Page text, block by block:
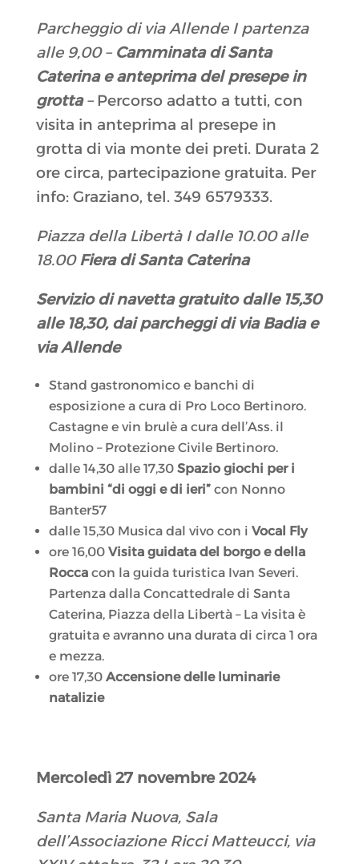
Parcheggio di via Allende I partenza
alle 9,00 – Camminata di Santa
Caterina e anteprima del presepe in
grotta– Percorso adatto a tutti, con
visita in anteprima al presepe in
grotta di via monte dei preti. Durata 2
ore circa, partecipazione gratuita. Per
info: Graziano, tel. 349 6579333.
Piazza della Libertà I dalle 10.00 alle
18.00Fiera di Santa Caterina
Servizio di navetta gratuito dalle 15,30
alle 18,30, dai parcheggi di via Badia e
via Allende
Stand gastronomico e banchi di
esposizione a cura di Pro Loco Bertinoro.
Castagne e vin brulè a cura dell’Ass. il
Molino – Protezione Civile Bertinoro.
dalle 14,30 alle 17,30 Spazio giochi per i
bambini “di oggi e di ieri” con Nonno
Banter57
dalle 15,30 Musica dal vivo con i Vocal Fly
ore 16,00 Visita guidata del borgo e della
Roccacon la guida turistica Ivan Severi.
Partenza dalla Concattedrale di Santa
Caterina, Piazza della Libertà – La visita è
gratuita e avranno una durata di circa 1 ora
e mezza.
ore 17,30Accensione delle luminarie
natalizie
Mercoledì 27 novembre 2024
Santa Maria Nuova, Sala
dell’Associazione Ricci Matteucci, via